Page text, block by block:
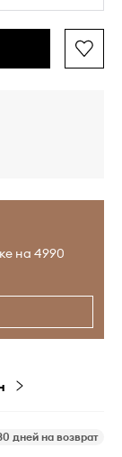
на 4990
дней на возврат